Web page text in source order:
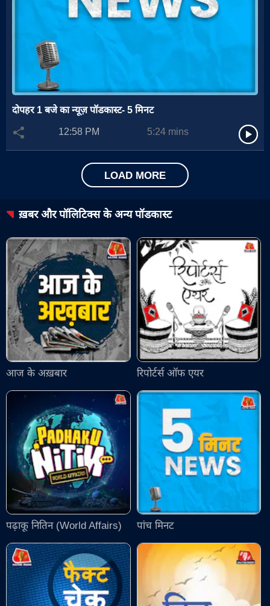
दोपहर 1 बजे का न्यूज़ पॉडकास्ट- 5 मिनट
12:58 PM
5:24 mins
LOAD MORE
ख़बर और पॉलिटिक्सके अन्य पॉडकास्ट
आज के अख़बार रिपोर्टर्स ऑफ एयर
पढ़ाकू नितिन (World Affairs) पांच मिनट